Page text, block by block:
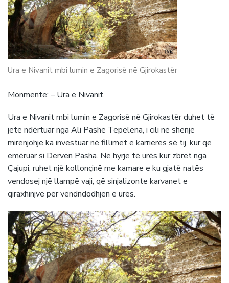
Ura e Nivanit mbi lumin e Zagorisë në Gjirokastër
Monmente: – Ura e Nivanit.
Ura e Nivanit mbi lumin e Zagorisë në Gjirokastër duhet të
jetë ndërtuar nga Ali Pashë Tepelena, i cili në shenjë
mirënjohje ka investuar në fillimet e karrierës së tij, kur qe
emëruar si Derven Pasha. Në hyrje të urës kur zbret nga
Çajupi, ruhet një kollonçinë me kamare e ku gjatë natës
vendosej një llampë vaji, që sinjalizonte karvanet e
qiraxhinjve për vendndodhjen e urës.